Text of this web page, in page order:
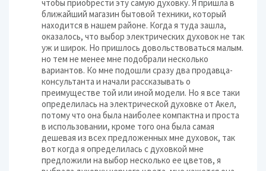
чтобы приобрести эту самую духовку. Я пришла в
ближайший магазин бытовой техники, который
находится в нашем районе. Когда я туда зашла,
оказалось, что выбор электрических духовок не так
уж и широк. Но пришлось довольствоваться малым.
но тем не менее мне подобрали несколько
вариантов. Ко мне подошли сразу два продавца-
консультанта и начали рассказывать о
преимуществе той или иной модели. Но я все таки
определилась на электрической духовке от Акел,
потому что она была наиболее компактна и проста
в использовании, кроме того она была самая
дешевая из всех предложенных мне духовок, так
вот когда я определилась с духовкой мне
предложили на выбор несколько ее цветов, я